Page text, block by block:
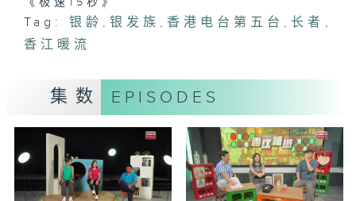
Tag: 银龄 , 银发族 , 香港电台第五台 , 长者 ,
香江暖流
集数 EPISODES